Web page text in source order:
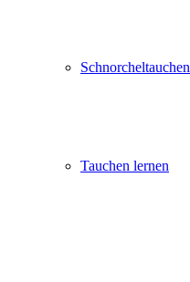
Schnorcheltauchen
Tauchen lernen